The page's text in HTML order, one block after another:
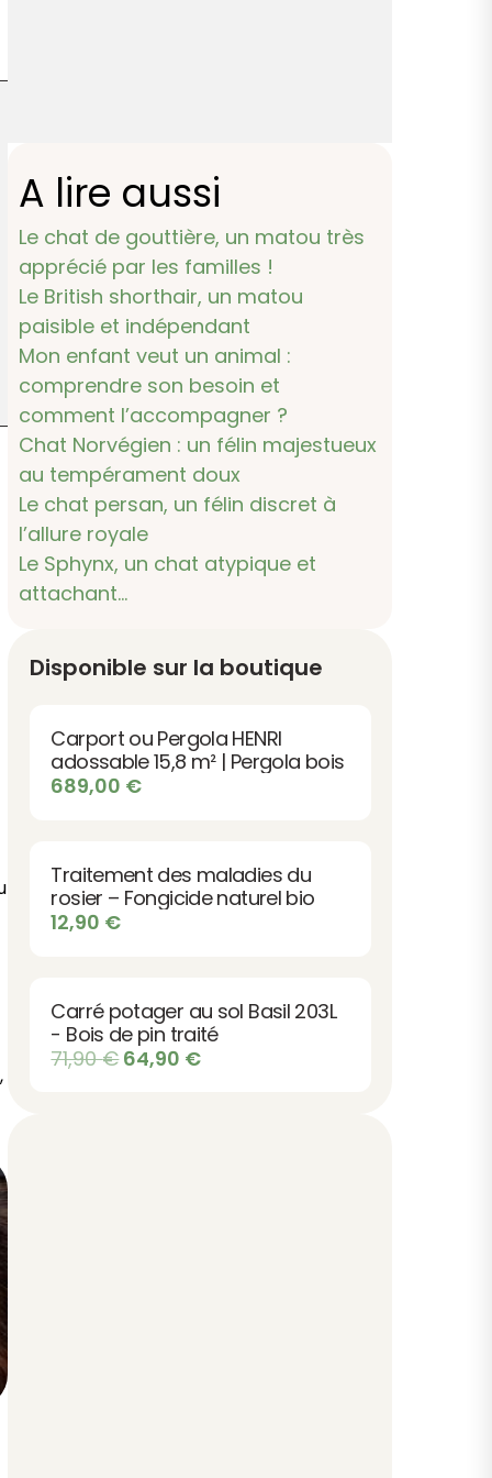
A lire aussi
Le chat de gouttière, un matou très
apprécié par les familles !
Le British shorthair, un matou
paisible et indépendant
Mon enfant veut un animal :
comprendre son besoin et
comment l’accompagner ?
Chat Norvégien : un félin majestueux
au tempérament doux
Le chat persan, un félin discret à
l’allure royale
Le Sphynx, un chat atypique et
attachant…
Disponible sur la boutique
Carport ou Pergola HENRI
adossable 15,8 m² | Pergola bois
689,00 €
Traitement des maladies du
rosier – Fongicide naturel bio
12,90 €
Carré potager au sol Basil 203L
- Bois de pin traité
71,90€Le
64,90 €Le